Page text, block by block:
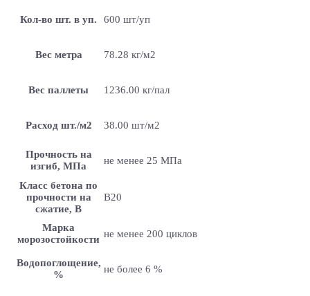
Кол-во шт. в уп. 600 шт/уп
Вес метра 78.28 кг/м2
Вес паллеты 1236.00 кг/пал
Расход шт./м2 38.00 шт/м2
Прочность на
изгиб, МПа
не менее 25 МПа
Класс бетона по
прочности на
сжатие, В
B20
Марка
морозостойкости не менее 200 циклов
Водопоглощение,
%
не более 6 %